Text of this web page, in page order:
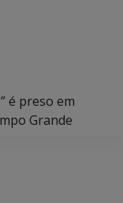
é preso em
Grande